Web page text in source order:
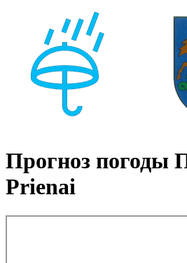
Прогноз погоды
Prienai